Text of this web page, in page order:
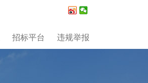
招标平台 违规举报